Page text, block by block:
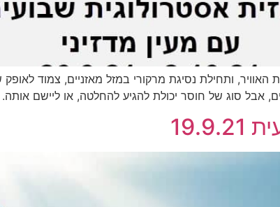
האוויר, ותחילת נסיגת מרקורי במזל מאזניים, צמוד
אבל סוג של חוסר יכולת להגיע להחלטה, או ליישם